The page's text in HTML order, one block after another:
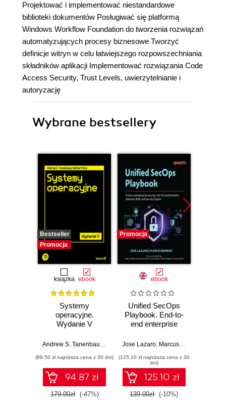
Projektować i implementować niestandardowe
biblioteki dokumentów Posługiwać się platformą
Windows Workflow Foundation do tworzenia rozwiązań
automatyzujących procesy biznesowe Tworzyć
definicje witryn w celu łatwiejszego rozpowszechniania
składników aplikacji Implementować rozwiązania Code
Access Security, Trust ­Levels, uwierzytelnianie i
autoryzację
Wybrane bestsellery
Bestseller
Promocja
książka ebook
Systemy
operacyjne.
Wydanie V
Andrew S. Tanenbaum, Herbert Bos
(89,50 zł najniższa cena z 30 dni)
94.87 zł
179.00zł (-47%)
Promocja
ebook
Unified SecOps
Playbook. End-to-
end enterprise
Microsoft Sentinel,
and Security
Copilot
Jose Lazaro, Marcus Burnap
(125,10 zł najniższa cena z 30
dni)
125.10 zł
139.00zł (-10%)